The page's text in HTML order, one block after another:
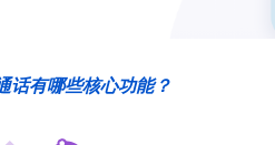
话有哪些核心功能？